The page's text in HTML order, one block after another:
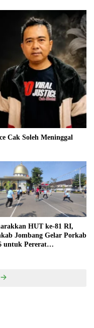
Cak Soleh Meninggal
HUT ke-81 RI,
Jombang Gelar Porkab
untuk Pererat